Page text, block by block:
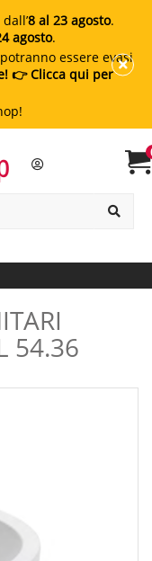
8 al 23 agosto.
agosto.
essere evasi
👉 Clicca qui per
54.36